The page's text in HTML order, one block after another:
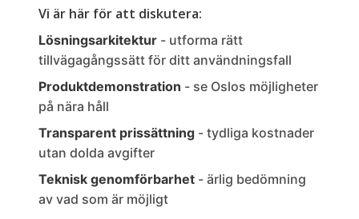
Vi är här för att diskutera:
Lösningsarkitektur - utforma rätt
tillvägagångssätt för ditt användningsfall
Produktdemonstration - se Oslos möjligheter
på nära håll
Transparent prissättning - tydliga kostnader
utan dolda avgifter
Teknisk genomförbarhet - ärlig bedömning
av vad som är möjligt